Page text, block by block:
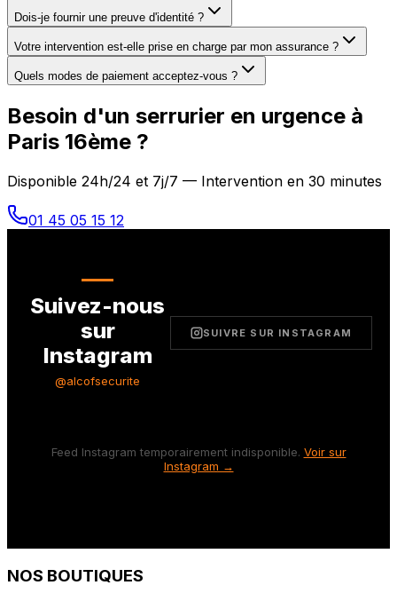
Dois-je fournir une preuve d'identité ?
Votre intervention est-elle prise en charge par mon assurance ?
Quels modes de paiement acceptez-vous ?
Besoin d'un serrurier en urgence à
Paris 16ème ?
Disponible 24h/24 et 7j/7 — Intervention en 30 minutes
01 45 05 15 12
Suivez-nous
sur
Instagram
@alcofsecurite
SUIVRE SUR INSTAGRAM
Feed Instagram temporairement indisponible. Voir sur
Instagram →
NOS BOUTIQUES